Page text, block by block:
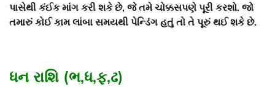
પાસેથી કંઈક માંગ કરી શકે છે, જે તમે ચોક્કસપણે પૂરી કરશો. જો
તમારું કોઈ કામ લાંબા સમયથી પેન્ડિંગ હતું તો તે પૂરું થઈ શકે છે.
ધન રાશિ (ભ,ધ,ફ,ઢ)